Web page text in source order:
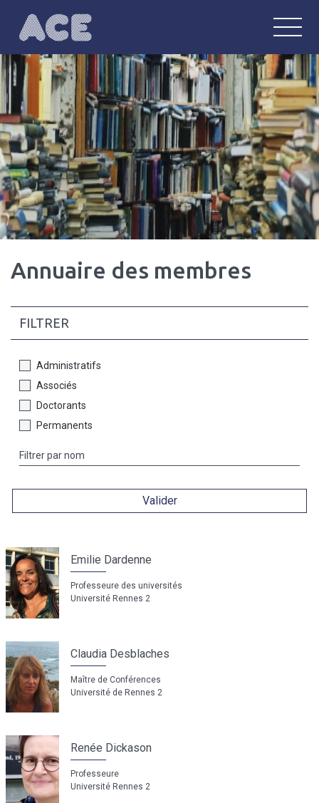
ACE
Anglophonie : communautés,
Annuaire des membres
Emilie Dardenne
Professeure des universités
Université Rennes 2
Claudia Desblaches
Maître de Conférences
Université de Rennes 2
Renée Dickason
Professeure
Université Rennes 2
FILTRER
Administratifs
Associés
Doctorants
Permanents
Valider